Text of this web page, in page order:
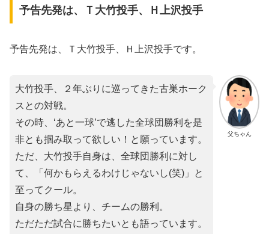
予告先発は、Ｔ大竹投手、Ｈ上沢投手
予告先発は、Ｔ大竹投手、Ｈ上沢投手です。
父ちゃん
大竹投手、２年ぶりに巡ってきた古巣ホーク
スとの対戦。
その時、‘あと一球’で逃した全球団勝利を是
非とも掴み取って欲しい！と願っています。
ただ、大竹投手自身は、全球団勝利に対し
て、「何かもらえるわけじゃないし(笑)」と
至ってクール。
自身の勝ち星より、チームの勝利。
ただただ試合に勝ちたいとも語っています。